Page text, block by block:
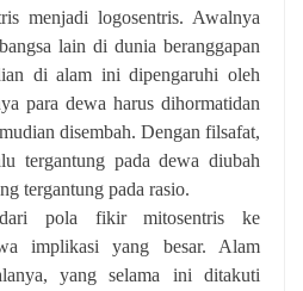
menjadi logosentris. Awalnya
lain di dunia beranggapan
di alam ini dipengaruhi oleh
para dewa harus dihormatidan
disembah. Dengan filsafat,
tergantung pada dewa diubah
tergantung pada rasio.
dari pola fikir mitosentris ke
implikasi yang besar. Alam
yang selama ini ditakuti